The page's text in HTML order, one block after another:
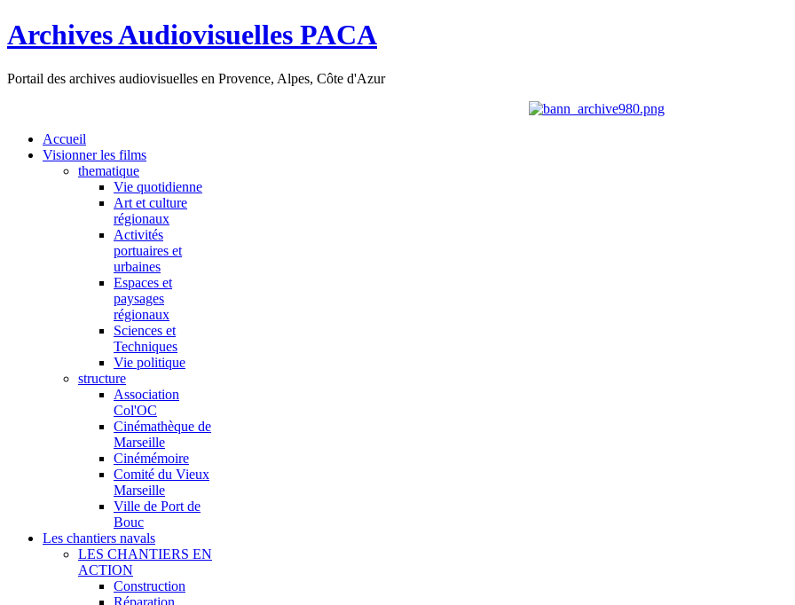
Archives Audiovisuelles PACA
Portail des archives audiovisuelles en Provence, Alpes, Côte d'Azur
Accueil
Visionner les films
thematique
Vie quotidienne
Art et culture
régionaux
Activités
portuaires et
urbaines
Espaces et
paysages
régionaux
Sciences et
Techniques
Vie politique
structure
Association
Col'OC
Cinémathèque de
Marseille
Cinémémoire
Comité du Vieux
Marseille
Ville de Port de
Bouc
Les chantiers navals
LES CHANTIERS EN
ACTION
Construction
Réparation